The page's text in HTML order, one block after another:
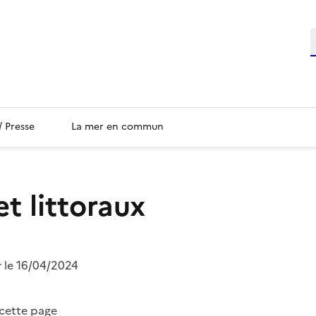
La mer en commun
littoraux
le 16/04/2024
page